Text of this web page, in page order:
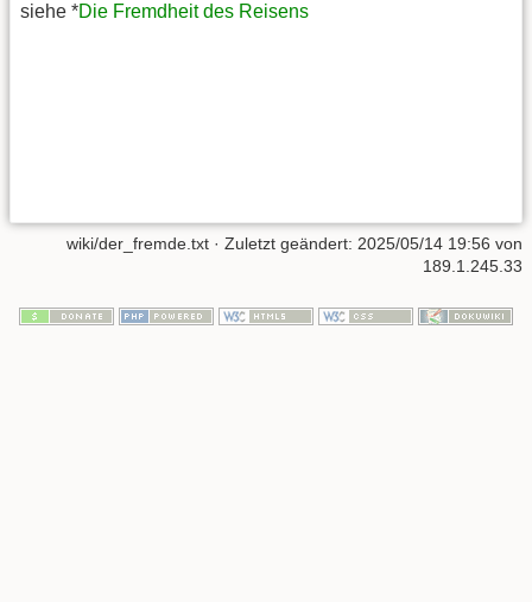
siehe *Die Fremdheit des Reisens
wiki/der_fremde.txt · Zuletzt geändert: 2025/05/14 19:56 von
189.1.245.33